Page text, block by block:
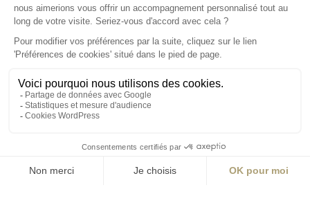
contact@aialifedesigners.fr